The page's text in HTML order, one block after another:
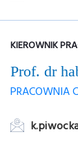
KIEROWNIK
Prof. dr
PRACOWNIA